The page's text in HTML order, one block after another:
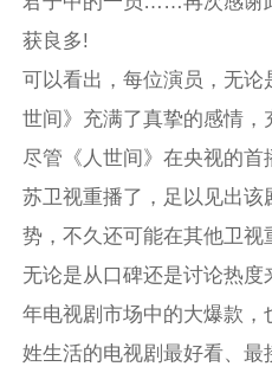
获良多!
可以看出，每位演员，无论
世间》充满了真挚的感情，
尽管《人世间》在央视的
苏卫视重播了，足以见出
势，不久还可能在其他卫视
无论是从口碑还是讨论热
年电视剧市场中的大爆款
姓生活的电视剧最好看、最